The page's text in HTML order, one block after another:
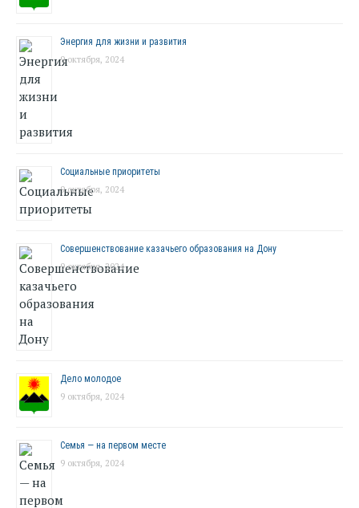
Энергия для жизни и развития
9 октября, 2024
Социальные приоритеты
9 октября, 2024
Совершенствование казачьего образования на Дону
9 октября, 2024
Дело молодое
9 октября, 2024
Семья — на первом месте
9 октября, 2024